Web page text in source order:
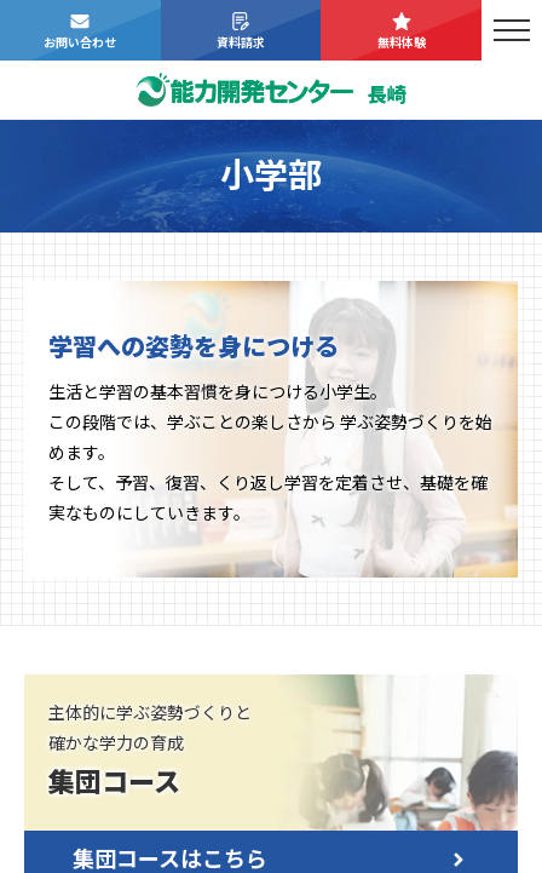
長崎
お問い合わせ 資料請求 無料体験
小学部
学習への姿勢を身につける
生活と学習の基本習慣を身につける小学生。
この段階では、学ぶことの楽しさから 学ぶ姿勢づくりを始
めます。
そして、予習、復習、くり返し学習を定着させ、基礎を確
実なものにしていきます。
主体的に学ぶ姿勢づくりと
確かな学力の育成
集団コース
集団コースはこちら